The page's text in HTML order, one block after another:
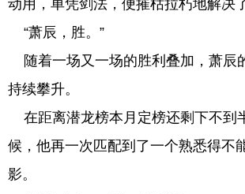
动用，单凭剑法，便摧枯拉朽地解决
“萧辰，胜。”
随着一场又一场的胜利叠加，萧辰
持续攀升。
在距离潜龙榜本月定榜还剩下不到
候，他再一次匹配到了一个熟悉得不
影。